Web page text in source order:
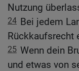
Nutzung
24 Bei jedem
Rückkaufsrecht
25 Wenn dein
und etwas von